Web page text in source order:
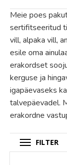
Meie poes
sertifitseeritud
vill, alpaka vill,
esile oma
erakordset
kerguse ja
igapäevaseks
talvepäevadel.
erakordne
FILTER